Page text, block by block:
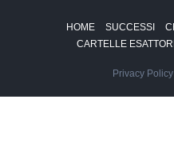
HOME SUCCESSI
CARTELLE
Privacy Policy